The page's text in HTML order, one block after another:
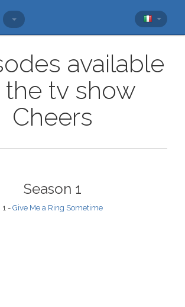
available
the tv show
Cheers
Season 1
1 - Give Me a Ring Sometime